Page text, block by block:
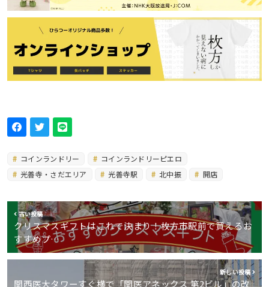
コインランドリー
コインランドリーピエロ
光善寺・さだエリア
光善寺駅 北中振 開店
古い投稿
クリスマスギフトはこれで決まり！枚方市駅前で買えるお
すすめプ…
新しい投稿
関西医大タワーすぐ横で「関医アネックス 第2ビル」の改